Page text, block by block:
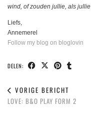
wind, of zouden jullie, als
Liefs,
Annemerel
Follow my blog on bloglovin
DELEN:
VORIGE BERICHT
LOVE: B&O PLAY FORM 2